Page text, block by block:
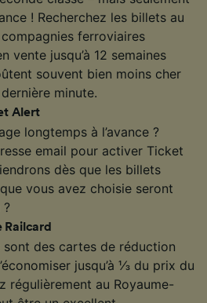
! Recherchez les billets au
ferroviaires
vente jusqu’à 12 semaines
souvent bien moins cher
minute.
Alert
longtemps à l’avance ?
email pour activer Ticket
dès que les billets
vous avez choisie seront
?
Railcard
sont des cartes de réduction
jusqu’à ⅓ du prix du
régulièrement au Royaume-